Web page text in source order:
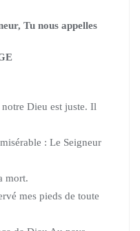
Tu nous appelles
Dieu est juste. Il
: Le Seigneur
mort.
mes pieds de toute